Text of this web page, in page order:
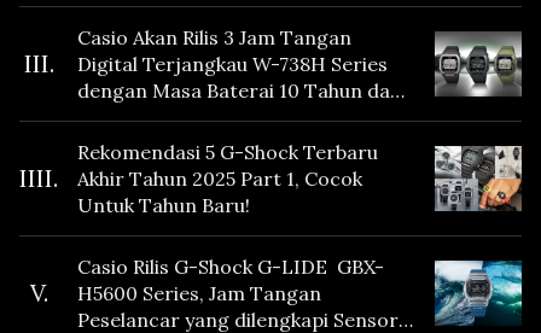
III.
Casio Akan Rilis 3 Jam Tangan
Digital Terjangkau W-738H Series
dengan Masa Baterai 10 Tahun dan
Fitur Vibration
IIII.
Rekomendasi 5 G-Shock Terbaru
Akhir Tahun 2025 Part 1, Cocok
Untuk Tahun Baru!
V.
Casio Rilis G-Shock G-LIDE GBX-
H5600 Series, Jam Tangan
Peselancar yang dilengkapi Sensor